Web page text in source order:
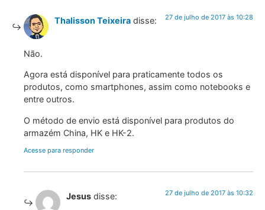
Thalisson Teixeira disse: 27 de julho de 2017 às 10:28
Não.
Agora está disponível para praticamente todos os
produtos, como smartphones, assim como notebooks e
entre outros.
O método de envio está disponível para produtos do
armazém China, HK e HK-2.
Acesse para responder
Jesus disse: 27 de julho de 2017 às 10:32